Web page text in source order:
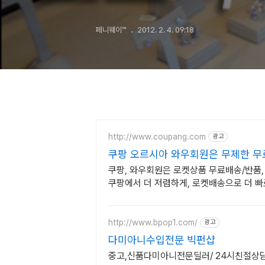
페니웨이™ 2012. 2. 4. 09:18
http://www.coupang.com 광고
쿠팡 오르시아 와우회원은 무제한 무
쿠팡, 와우회원은 로켓상품 무료배송/반
쿠팡에서 더 저렴하게, 로켓배송으로 더
http://www.bpop1.com/ 광고
다미아니수입전문 빅펀샵
중고,신품다미아니전문딜러/ 24시친절상